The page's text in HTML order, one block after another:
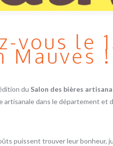
vous le
Mauves !
du Salon des bières
artisanale dans le département et
puissent trouver leur